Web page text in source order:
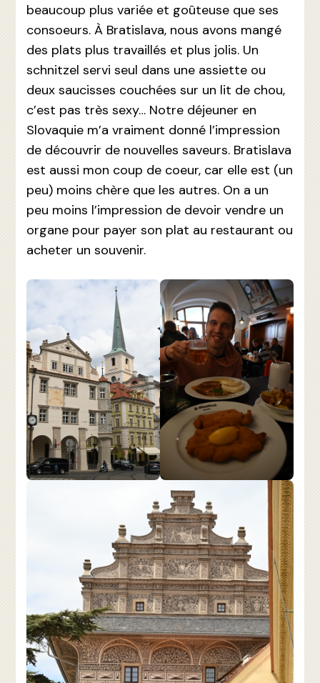
beaucoup plus variée et goûteuse que ses
consoeurs. À Bratislava, nous avons mangé
des plats plus travaillés et plus jolis. Un
schnitzel servi seul dans une assiette ou
deux saucisses couchées sur un lit de chou,
c’est pas très sexy… Notre déjeuner en
Slovaquie m’a vraiment donné l’impression
de découvrir de nouvelles saveurs. Bratislava
est aussi mon coup de coeur, car elle est (un
peu) moins chère que les autres. On a un
peu moins l’impression de devoir vendre un
organe pour payer son plat au restaurant ou
acheter un souvenir.